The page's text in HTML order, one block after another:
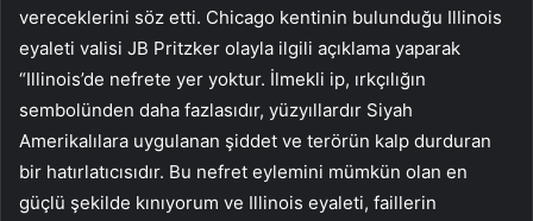
vereceklerini söz etti. Chicago kentinin bulunduğu Illinois
eyaleti valisi JB Pritzker olayla ilgili açıklama yaparak
“Illinois’de nefrete yer yoktur. İlmekli ip, ırkçılığın
sembolünden daha fazlasıdır, yüzyıllardır Siyah
Amerikalılara uygulanan şiddet ve terörün kalp durduran
bir hatırlatıcısıdır. Bu nefret eylemini mümkün olan en
güçlü şekilde kınıyorum ve Illinois eyaleti, faillerin